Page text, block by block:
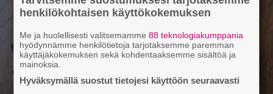
henkilökohtaisen käyttökokemuksen
Me ja huolellisesti valitsemamme88 teknologiakumppania
hyödynnämme henkilötietoja tarjotaksemme paremman
käyttäjäkokemuksen sekä kohdentaaksemme sisältöä ja
mainoksia.
Hyväksymällä suostut tietojesi käyttöön seuraavasti